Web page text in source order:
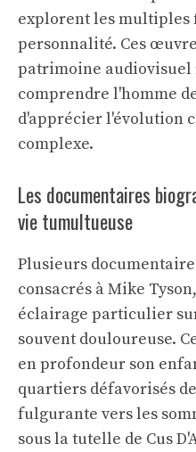
explorent les multiples
personnalité. Ces
patrimoine audiovisuel
comprendre l'homme
d'apprécier l'évolution
complexe.
Les documentaires
vie tumultueuse
Plusieurs
consacrés à Mike
éclairage particulier
souvent douloureuse.
en profondeur son
quartiers défavorisés
fulgurante vers les
sous la tutelle de Cus